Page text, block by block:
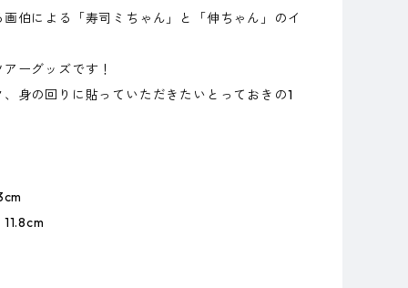
伯による「寿司ミちゃん」と「伸ちゃん」のイ
ーグッズです！
身の回りに貼っていただきたいとっておきの1